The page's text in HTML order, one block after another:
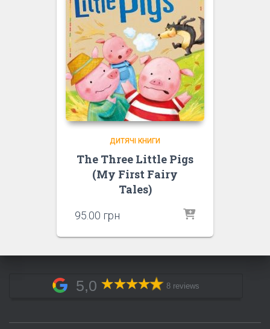
ДИТЯЧІ КНИГИ
The Three Little Pigs
(My First Fairy
Tales)
95.00 грн
5,0 8 reviews